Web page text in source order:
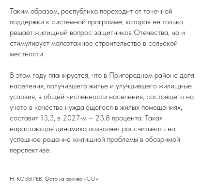
Таким образом, республика переходит от точечной
поддержки к системной программе, которая не только
решает жилищный вопрос защитников Отечества, но и
стимулирует малоэтажное строительство в сельской
местности.
В этом году планируется, что в Пригородном районе доля
населения, получившего жилье и улучшившего жилищные
условия, в общей численности населения, состоящего на
учете в качестве нуждающегося в жилых помещениях,
составит 13,3, в 2027-м – 23,8 процента. Такая
нарастающая динамика позволяет рассчитывать на
успешное решение жилищной проблемы в обозримой
перспективе.
Н. КОЗЫРЕВ. Фото из архива «СО»